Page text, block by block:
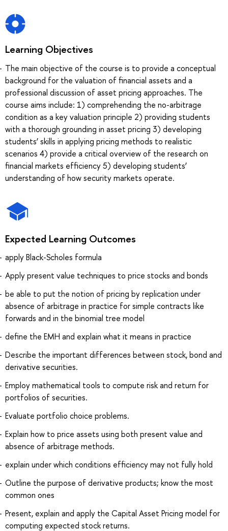
Learning Objectives
The main objective of the course is to provide a conceptual
background for the valuation of financial assets and a
professional discussion of asset pricing approaches. The
course aims include: 1) comprehending the no-arbitrage
condition as a key valuation principle 2) providing students
with a thorough grounding in asset pricing 3) developing
students’ skills in applying pricing methods to realistic
scenarios 4) provide a critical overview of the research on
financial markets efficiency 5) developing students’
understanding of how security markets operate.
Expected Learning Outcomes
apply Black-Scholes formula
Apply present value techniques to price stocks and bonds
be able to put the notion of pricing by replication under
absence of arbitrage in practice for simple contracts like
forwards and in the binomial tree model
define the EMH and explain what it means in practice
Describe the important differences between stock, bond and
derivative securities.
Employ mathematical tools to compute risk and return for
portfolios of securities.
Evaluate portfolio choice problems.
Explain how to price assets using both present value and
absence of arbitrage methods.
explain under which conditions efficiency may not fully hold
Outline the purpose of derivative products; know the most
common ones
Present, explain and apply the Capital Asset Pricing model for
computing expected stock returns.